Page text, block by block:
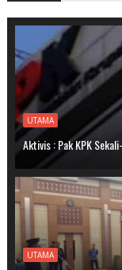
UTAMA
Aktivis : Pak KPK
UTAMA